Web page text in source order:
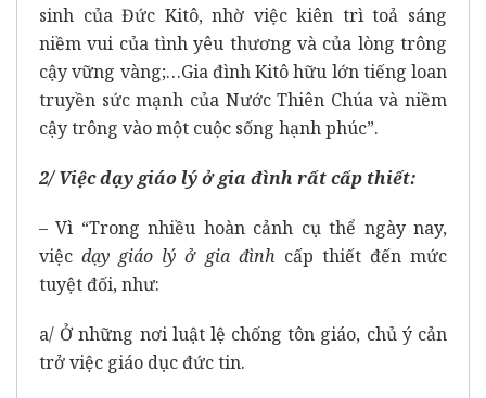
sinh của Đức Kitô, nhờ việc kiên trì toả sáng
niềm vui của tình yêu thương và của lòng trông
cậy vững vàng;…Gia đình Kitô hữu lớn tiếng loan
truyền sức mạnh của Nước Thiên Chúa và niềm
cậy trông vào một cuộc sống hạnh phúc”.
2/ Việc dạy giáo lý ở gia đình rất cấp thiết:
– Vì “Trong nhiều hoàn cảnh cụ thể ngày nay,
việcdạy giáo lý ở gia đình cấp thiết đến mức
tuyệt đối, như:
a/ Ở những nơi luật lệ chống tôn giáo, chủ ý cản
trở việc giáo dục đức tin.